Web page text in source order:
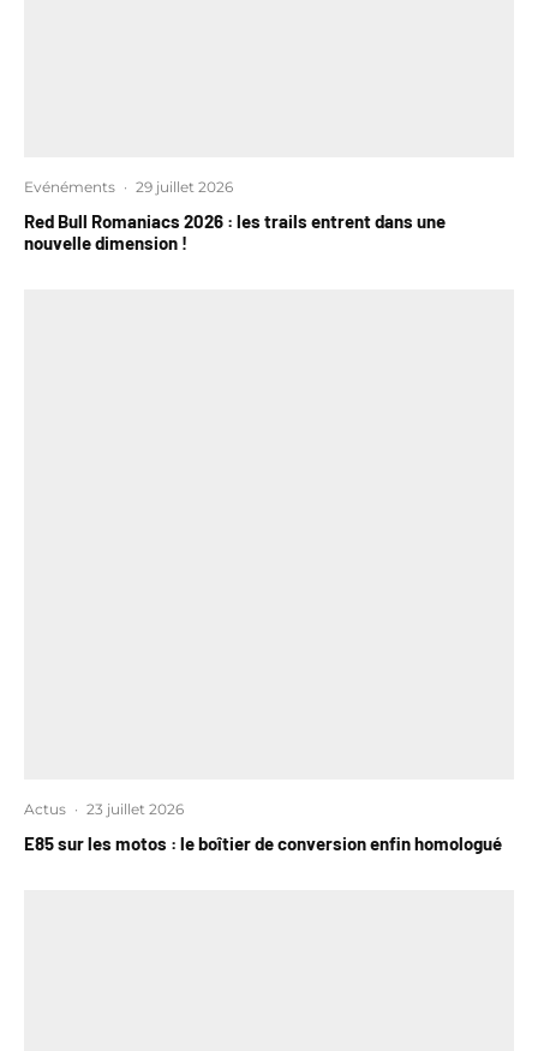
Evénéments · 29 juillet 2026
Red Bull Romaniacs 2026 : les trails entrent dans une
nouvelle dimension !
Actus · 23 juillet 2026
E85 sur les motos : le boîtier de conversion enfin homologué